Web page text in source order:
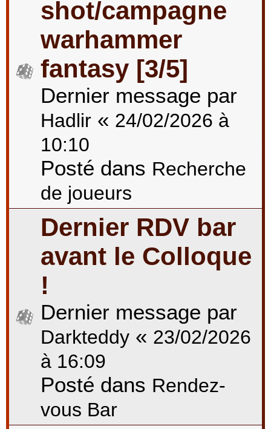
shot/campagne
warhammer
fantasy [3/5]
Dernier message par
Hadlir « 24/02/2026 à
10:10
Posté dans Recherche
de joueurs
Dernier RDV bar
avant le Colloque
!
Dernier message par
Darkteddy « 23/02/2026
à 16:09
Posté dans Rendez-
vous Bar